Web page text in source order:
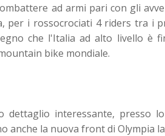
ad armi pari con gli
per i rossocrociati 4 riders tra i
che l'Italia ad alto livello è
bike mondiale.
dettaglio interessante, presso
anche la nuova front di Olympia la